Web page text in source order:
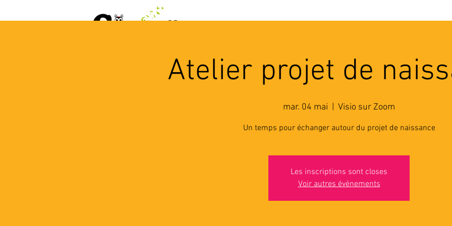
Atelier projet de
mar. 04 mai Visio sur Zoom
Un temps pour échanger autour du projet de naissance
Les inscriptions sont closes
Voir autres événements